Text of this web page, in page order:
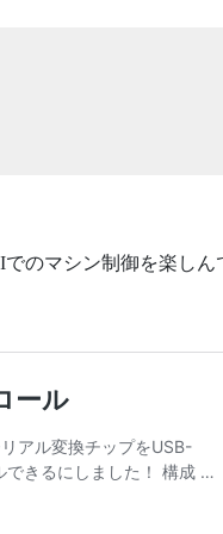
のマシン制御を楽しん